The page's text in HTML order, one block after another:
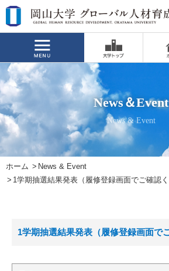
News＆Event
News & Event
ホーム
News & Event
1学期抽選結果発表（履修登録画面でご確認く
1学期抽選結果発表（履修登録画面で